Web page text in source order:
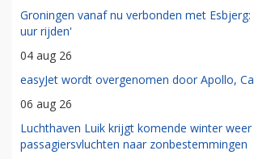
Groningen vanaf nu verbonden met
uur rijden'
04 aug 26
easyJet wordt overgenomen door Apollo,
06 aug 26
Luchthaven Luik krijgt komende winter weer
passagiersvluchten naar zonbestemmingen